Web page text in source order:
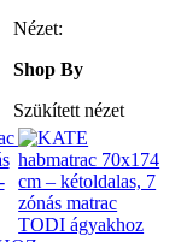
Nézet:
Shop By
Szükített nézet